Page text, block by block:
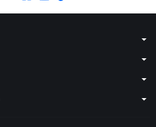
arrow_drop_down
arrow_drop_down
arrow_drop_down
arrow_drop_down